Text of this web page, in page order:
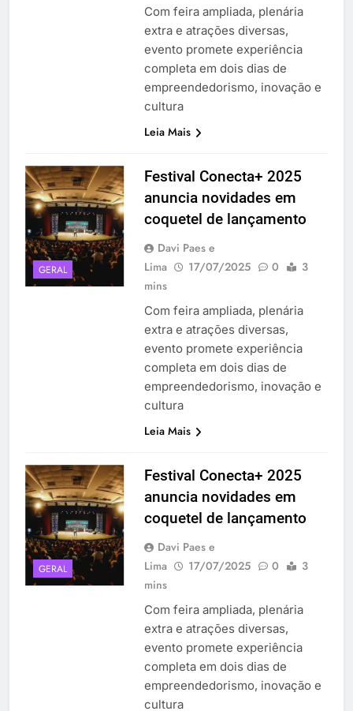
Com feira ampliada, plenária
extra e atrações diversas,
evento promete experiência
completa em dois dias de
empreendedorismo, inovação e
cultura
Leia Mais
GERAL
Festival Conecta+ 2025
anuncia novidades em
coquetel de lançamento
Davi Paes e
Lima
17/07/2025 0
3
mins
Com feira ampliada, plenária
extra e atrações diversas,
evento promete experiência
completa em dois dias de
empreendedorismo, inovação e
cultura
Leia Mais
GERAL
Festival Conecta+ 2025
anuncia novidades em
coquetel de lançamento
Davi Paes e
Lima
17/07/2025 0
3
mins
Com feira ampliada, plenária
extra e atrações diversas,
evento promete experiência
completa em dois dias de
empreendedorismo, inovação e
cultura